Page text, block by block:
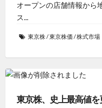
オープンの店舗情報から
ス...
東京株/東京株価 /株式市場
東京株、史上最高値